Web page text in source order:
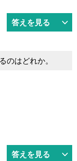
答えを見る
のはどれか。
答えを見る